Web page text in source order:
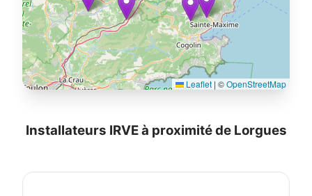
Leaflet | ©OpenStreetMap
Installateurs IRVE à proximité de Lorgues